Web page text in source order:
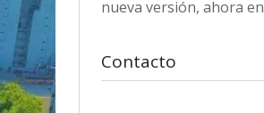
nueva versión, ahora
Contacto